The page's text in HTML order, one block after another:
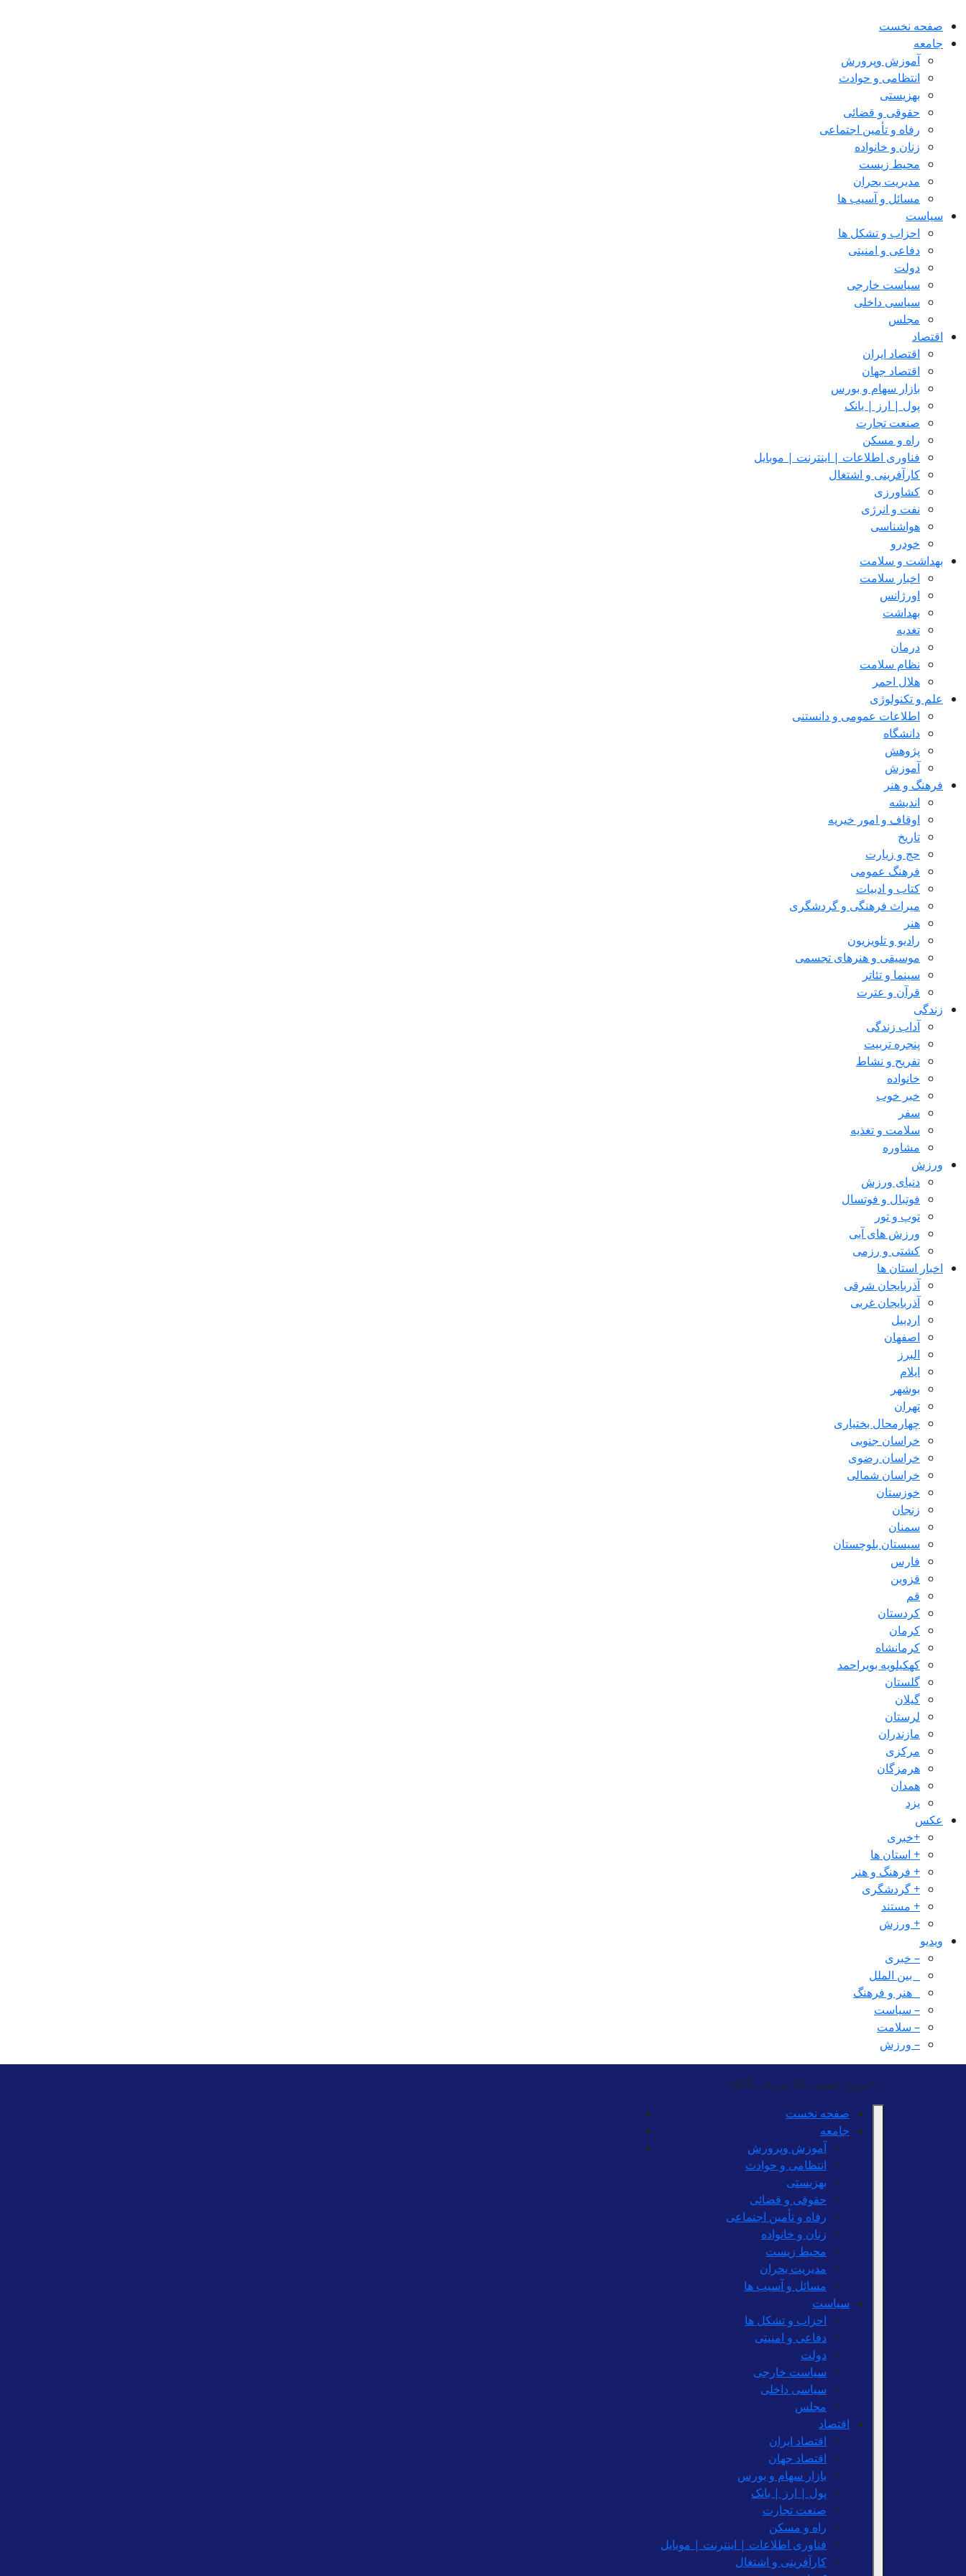
صفحه نخست
جامعه
آموزش وپرورش
انتظامی و حوادث
بهزیستی
حقوقی و قضائی
رفاه و تأمین اجتماعی
زنان و خانواده
محیط زیست
مدیریت بحران
مسائل و آسیب ها
سیاست
احزاب و تشکل ها
دفاعی و امنیتی
دولت
سیاست خارجی
سیاسی داخلی
مجلس
اقتصاد
اقتصاد ایران
اقتصاد جهان
بازار سهام و بورس
پول | ارز | بانک
صنعت تجارت
راه و مسکن
فناوری اطلاعات | اینترنت | موبایل
کارآفرینی و اشتغال
کشاورزی
نفت و انرژی
هواشناسی
خودرو
بهداشت و سلامت
اخبار سلامت
اورژانس
بهداشت
تغدیه
درمان
نظام سلامت
هلال احمر
علم و تکنولوژی
اطلاعات عمومی و دانستنی
دانشگاه
پژوهش
آموزش
فرهنگ و هنر
اندیشه
اوقاف و امور خیریه
تاریخ
حج و زیارت
فرهنگ عمومی
کتاب و ادبیات
میراث فرهنگی و گردشگری
هنر
رادیو و تلویزیون
موسیقی و هنرهای تجسمی
سینما و تئاتر
قرآن و عترت
زندگی
آداب زندگی
پنجره تربیت
تفریح و نشاط
خانواده
خبر خوب
سفر
سلامت و تغذیه
مشاوره
ورزش
دنیای ورزش
فوتبال و فوتسال
توپ و تور
ورزش های آبی
کشتی و رزمی
اخبار استان ها
آذربایجان شرقی
آذربایجان غربی
اردبیل
اصفهان
البرز
ایلام
بوشهر
تهران
چهارمحال بختیاری
خراسان جنوبی
خراسان رضوی
خراسان شمالی
خوزستان
زنجان
سمنان
سیستان بلوچستان
فارس
قزوین
قم
کردستان
کرمان
کرمانشاه
کهکیلویه بویراحمد
گلستان
گیلان
لرستان
مازندران
مرکزی
هرمزگان
همدان
یزد
عکس
+خبری
+ استان ها
+ فرهنگ و هنر
+ گردشگری
+ مستند
+ ورزش
ویدیو
– خبری
_ بین الملل
_ هنر و فرهنگ
– سیاست
– سلامت
– ورزش
... امروز: جمعه - 16 مرداد - 1405
صفحه نخست
جامعه
آموزش وپرورش
انتظامی و حوادث
بهزیستی
حقوقی و قضائی
رفاه و تأمین اجتماعی
زنان و خانواده
محیط زیست
مدیریت بحران
مسائل و آسیب ها
سیاست
احزاب و تشکل ها
دفاعی و امنیتی
دولت
سیاست خارجی
سیاسی داخلی
مجلس
اقتصاد
اقتصاد ایران
اقتصاد جهان
بازار سهام و بورس
پول | ارز | بانک
صنعت تجارت
راه و مسکن
فناوری اطلاعات | اینترنت | موبایل
کارآفرینی و اشتغال